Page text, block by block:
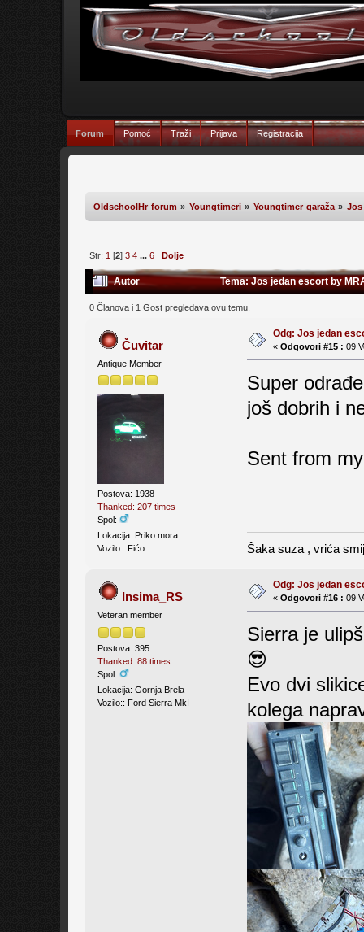
Forum Pomoć Traži Prijava Registracija
OldschoolHr forum» Youngtimeri» Youngtimer garaža »
Str: 1 [2] 3 4 ... 6 Dolje
Autor Tema: Jos jedan escort by
0 Članova i 1 Gost pregledava ovu temu.
Čuvitar
Antique Member
Postova: 1938
Thanked: 207 times
Spol:
Lokacija: Priko mora
Vozilo:: Fićo
Odg: Jos jedan
«Odgovori #15 : 09
Super
još dobrih i
Sent from
Šaka suza , vrića
Insima_RS
Veteran member
Postova: 395
Thanked: 88 times
Spol:
Lokacija: Gornja Brela
Vozilo:: Ford Sierra MkI
Odg: Jos jedan
«Odgovori #16 : 09
Sierra je
😎
Evo dvi
kolega